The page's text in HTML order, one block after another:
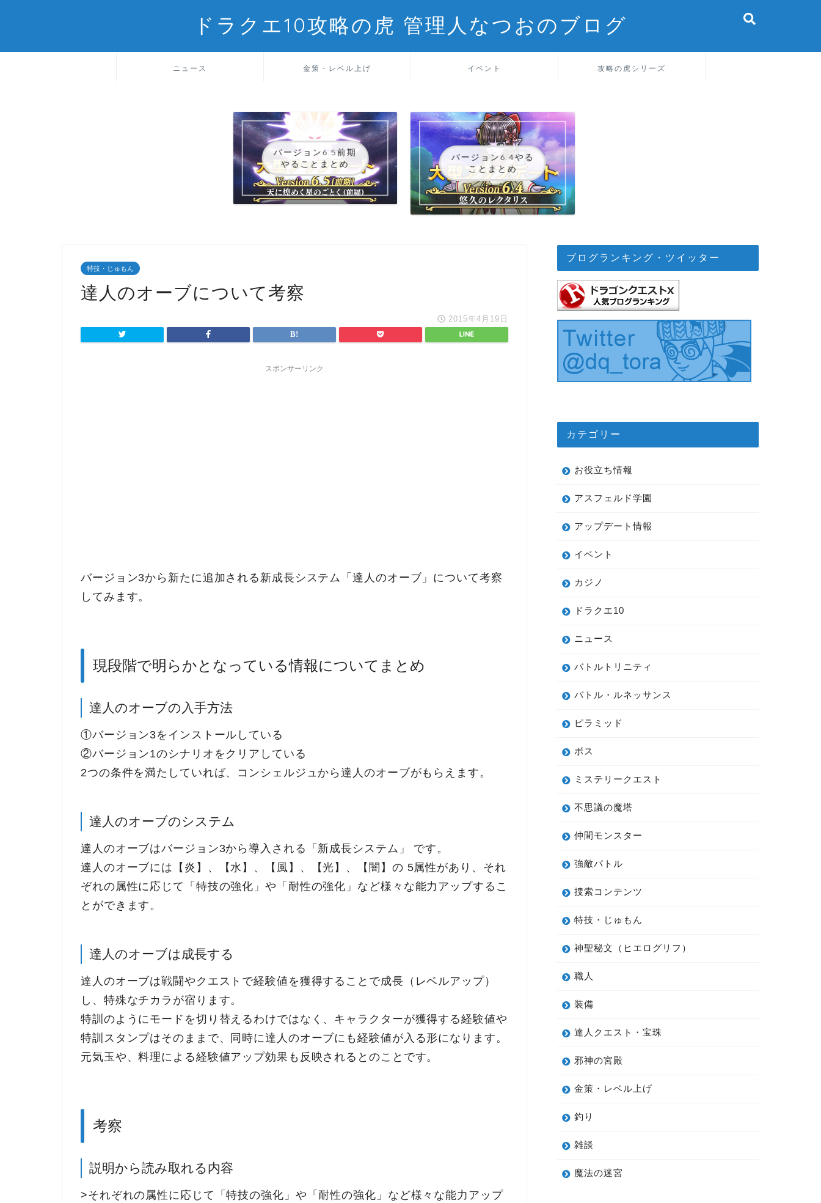
ドラクエ10攻略の虎 管理人なつおのブログ
ニュース 金策・レベル上げ イベント 攻略の虎シリーズ
バージョン6.5前期
やることまとめ
バージョン6.4やる
ことまとめ
特技・じゅもん
達人のオーブについて考察
2015年4月19日
スポンサーリンク
バージョン3から新たに追加される新成長システム「達人のオーブ」について考察
してみます。
現段階で明らかとなっている情報についてまとめ
達人のオーブの入手方法
①バージョン3をインストールしている
②バージョン1のシナリオをクリアしている
2つの条件を満たしていれば、コンシェルジュから達人のオーブがもらえます。
達人のオーブのシステム
達人のオーブはバージョン3から導入される「新成長システム」 です。
達人のオーブには【炎】、【水】、【風】、【光】、【闇】の 5属性があり、それ
ぞれの属性に応じて「特技の強化」や「耐性の強化」など様々な能力アップするこ
とができます。
達人のオーブは成長する
達人のオーブは戦闘やクエストで経験値を獲得することで成長（レベルアップ）
し、特殊なチカラが宿ります。
特訓のようにモードを切り替えるわけではなく、キャラクターが獲得する経験値や
特訓スタンプはそのままで、同時に達人のオーブにも経験値が入る形になります。
元気玉や、料理による経験値アップ効果も反映されるとのことです。
考察
説明から読み取れる内容
>それぞれの属性に応じて「特技の強化」や「耐性の強化」など様々な能力アップ
ブログランキング・ツイッター
カテゴリー
お役立ち情報
アスフェルド学園
アップデート情報
イベント
カジノ
ドラクエ10
ニュース
バトルトリニティ
バトル・ルネッサンス
ピラミッド
ボス
ミステリークエスト
不思議の魔塔
仲間モンスター
強敵バトル
捜索コンテンツ
特技・じゅもん
神聖秘文（ヒエログリフ）
職人
装備
達人クエスト・宝珠
邪神の宮殿
金策・レベル上げ
釣り
雑談
魔法の迷宮